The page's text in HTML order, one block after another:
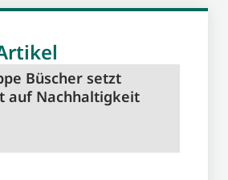
Büscher setzt
auf Nachhaltigkeit